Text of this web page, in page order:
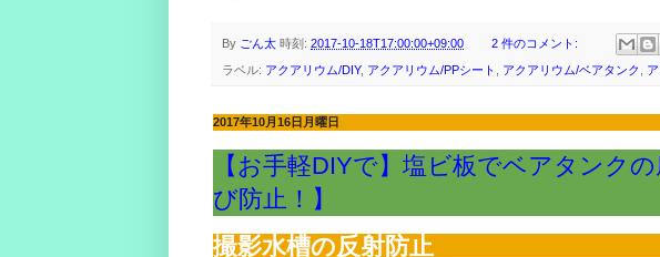
By ごん太 時刻: 2017-10-18T17:00:00+09:00 2 件のコメント:
ラベル: アクアリウム/DIY, アクアリウム/PPシート アクアリウム/ベアタンク
2017年10月16日月曜日
【お手軽DIYで】塩ビ板でベアタンク
び防止！】
撮影水槽の反射防止